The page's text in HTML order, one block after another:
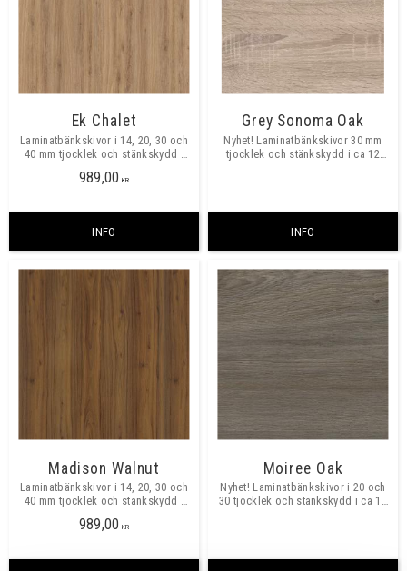
Ek Chalet
Laminatbänkskivor i 14, 20, 30 och
40 mm tjocklek och stänkskydd i
989,00 KR
INFO
Grey Sonoma Oak
Nyhet! Laminatbänkskivor 30 mm
tjocklek och stänkskydd i ca 12
INFO
Madison Walnut
Laminatbänkskivor i 14, 20, 30 och
40 mm tjocklek och stänkskydd i
989,00 KR
Moiree Oak
Nyhet! Laminatbänkskivor i 20 och
30 tjocklek och stänkskydd i ca 12